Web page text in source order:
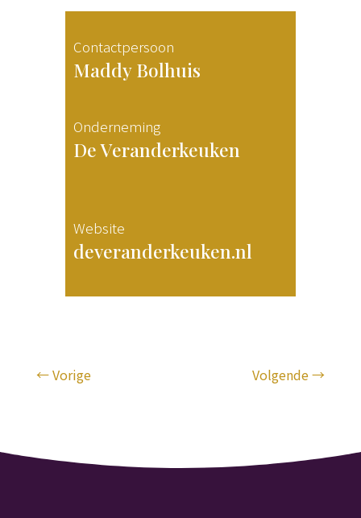
Contactpersoon
Maddy Bolhuis
Onderneming
De Veranderkeuken
Website
deveranderkeuken.nl
←Vorige Volgende→